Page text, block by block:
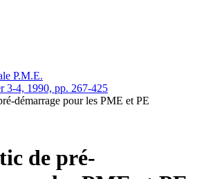
P.M.E.
3-4, 1990, pp. 267-425
démarrage pour les PME et PE
de pré-